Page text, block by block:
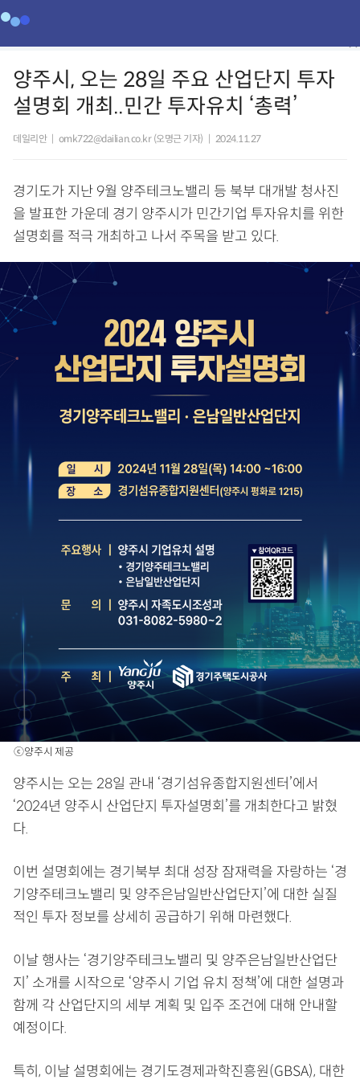
양주시, 오는 28일 주요 산업단지 투자
설명회 개최..민간 투자유치 ‘총력’
데일리안 omk722@dailian.co.kr (오명근 기자) 2024.11.27
경기도가 지난 9월 양주테크노밸리 등 북부 대개발 청사진
을 발표한 가운데 경기 양주시가 민간기업 투자유치를 위한
설명회를 적극 개최하고 나서 주목을 받고 있다.
ⓒ양주시 제공
양주시는 오는 28일 관내 ‘경기섬유종합지원센터’에서
‘2024년 양주시 산업단지 투자설명회’를 개최한다고 밝혔
다.
이번 설명회에는 경기북부 최대 성장 잠재력을 자랑하는 ‘경
기양주테크노밸리 및 양주은남일반산업단지’에 대한 실질
적인 투자 정보를 상세히 공급하기 위해 마련했다.
이날 행사는 ‘경기양주테크노밸리 및 양주은남일반산업단
지’ 소개를 시작으로 ‘양주시 기업 유치 정책’에 대한 설명과
함께 각 산업단지의 세부 계획 및 입주 조건에 대해 안내할
예정이다.
특히, 이날 설명회에는 경기도경제과학진흥원(GBSA), 대한